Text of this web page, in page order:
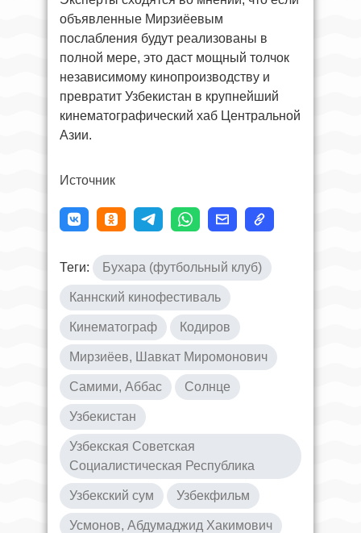
объявленные Мирзиёевым
послабления будут реализованы в
полной мере, это даст мощный толчок
независимому кинопроизводству и
превратит Узбекистан в крупнейший
кинематографический хаб Центральной
Азии.
Источник
Теги: Бухара (футбольный клуб)
Каннский кинофестиваль
Кинематограф Кодиров
Мирзиёев, Шавкат Миромонович
Самими, Аббас Солнце
Узбекистан
Узбекская Советская
Социалистическая Республика
Узбекский сум Узбекфильм
Усмонов, Абдумаджид Хакимович